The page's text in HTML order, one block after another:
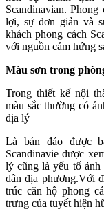
Scandinavian.
lợi, sự đơn giản và
khách phong cách
với nguồn cảm hứng
Màu sơn trong
Trong thiết kế nội
màu sắc thường có
địa lý
Là bán đảo được
Scandinavie được
lý cũng là yếu tố ảnh
dân địa phương.Với
trúc căn hộ phong
trưng của tuyết hiện